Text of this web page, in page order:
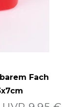
Fach